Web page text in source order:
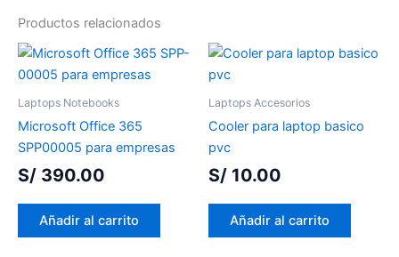
Productos relacionados
Laptops Notebooks
Microsoft Office 365
SPP00005 para empresas
S/ 390.00
Añadir al carrito
Laptops Accesorios
Cooler para laptop basico
pvc
S/ 10.00
Añadir al carrito